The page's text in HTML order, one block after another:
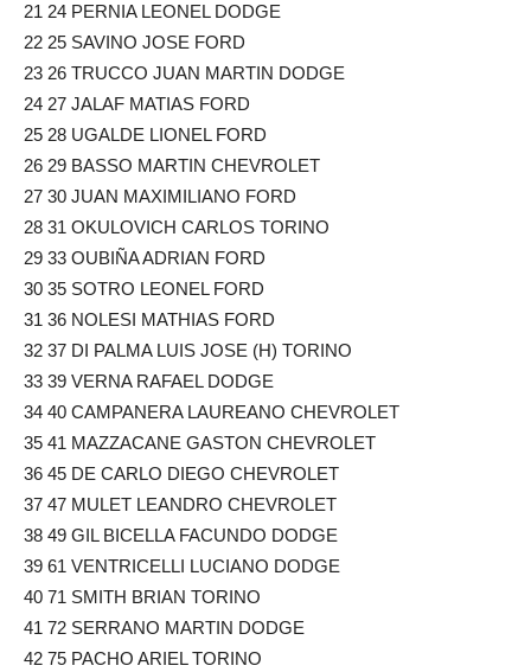
21 24 PERNIA LEONEL DODGE
22 25 SAVINO JOSE FORD
23 26 TRUCCO JUAN MARTIN DODGE
24 27 JALAF MATIAS FORD
25 28 UGALDE LIONEL FORD
26 29 BASSO MARTIN CHEVROLET
27 30 JUAN MAXIMILIANO FORD
28 31 OKULOVICH CARLOS TORINO
29 33 OUBIÑA ADRIAN FORD
30 35 SOTRO LEONEL FORD
31 36 NOLESI MATHIAS FORD
32 37 DI PALMA LUIS JOSE (H) TORINO
33 39 VERNA RAFAEL DODGE
34 40 CAMPANERA LAUREANO CHEVROLET
35 41 MAZZACANE GASTON CHEVROLET
36 45 DE CARLO DIEGO CHEVROLET
37 47 MULET LEANDRO CHEVROLET
38 49 GIL BICELLA FACUNDO DODGE
39 61 VENTRICELLI LUCIANO DODGE
40 71 SMITH BRIAN TORINO
41 72 SERRANO MARTIN DODGE
42 75 PACHO ARIEL TORINO